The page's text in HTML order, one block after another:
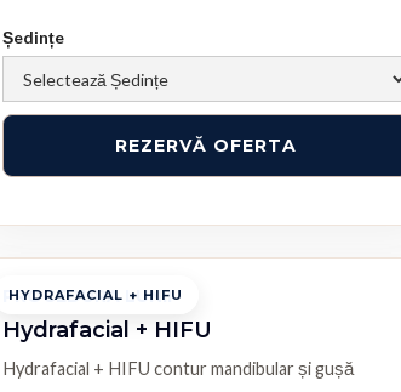
Ședințe
HYDRAFACIAL + HIFU
PROCEDURA LUNII
Hydrafacial + HIFU
Hydrafacial + HIFU contur mandibular și gușă